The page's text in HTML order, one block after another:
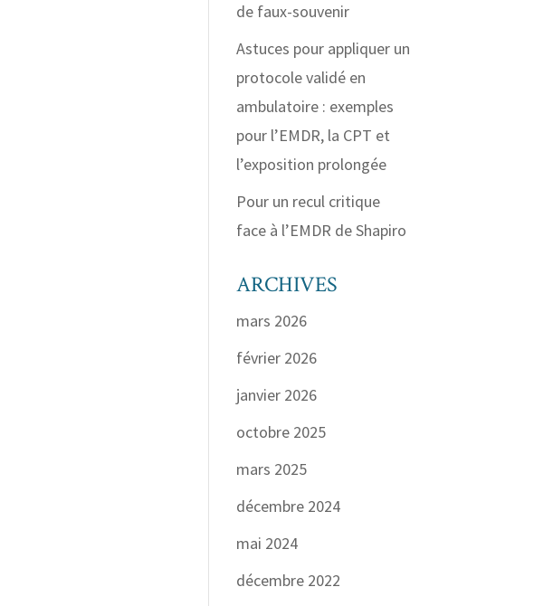
de faux-souvenir
Astuces pour appliquer un
protocole validé en
ambulatoire : exemples
pour l’EMDR, la CPT et
l’exposition prolongée
Pour un recul critique
face à l’EMDR de Shapiro
ARCHIVES
mars 2026
février 2026
janvier 2026
octobre 2025
mars 2025
décembre 2024
mai 2024
décembre 2022